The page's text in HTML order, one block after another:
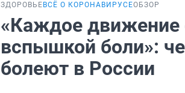
ЗДОРОВЬЕ ВСЁ О КОРОНАВИРУСЕОБЗОР
«Каждое движение
вспышкой боли»:
болеют в России